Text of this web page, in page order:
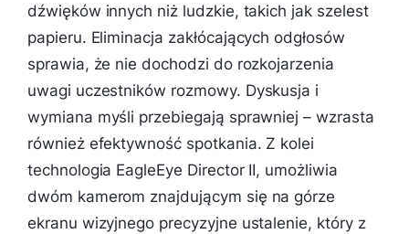
dźwięków innych niż ludzkie, takich jak szelest
papieru. Eliminacja zakłócających odgłosów
sprawia, że nie dochodzi do rozkojarzenia
uwagi uczestników rozmowy. Dyskusja i
wymiana myśli przebiegają sprawniej – wzrasta
również efektywność spotkania. Z kolei
technologia EagleEye Director II, umożliwia
dwóm kamerom znajdującym się na górze
ekranu wizyjnego precyzyjne ustalenie, który z